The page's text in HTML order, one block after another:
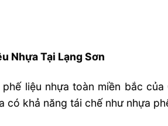
Nhựa Tại Lạng Sơn
liệu nhựa toàn miền bắc của
có khả năng tái chế như nhựa